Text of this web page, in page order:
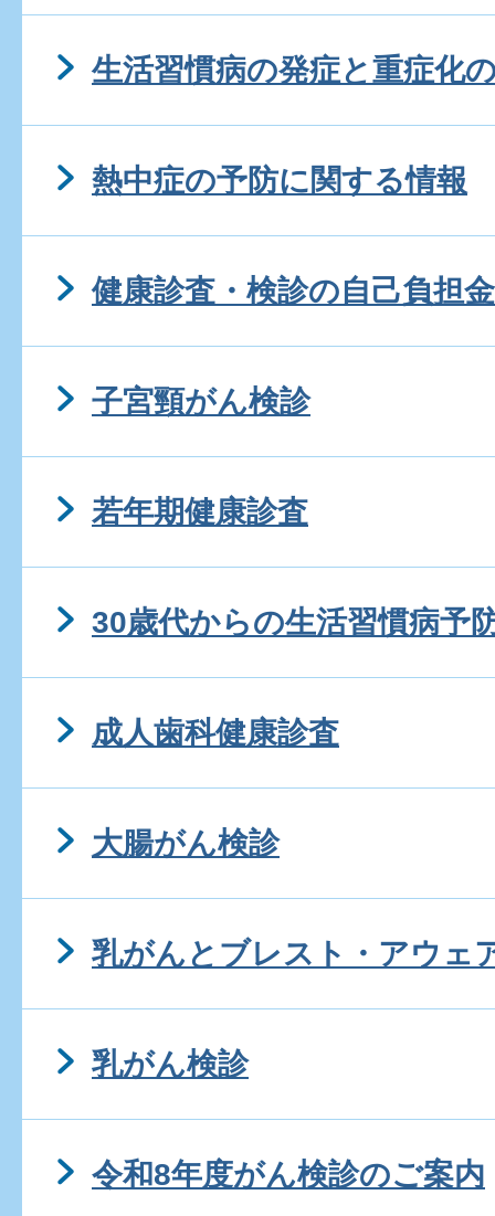
生活習慣病の発症と重症化
熱中症の予防に関する情報
健康診査・検診の自己負担
子宮頸がん検診
若年期健康診査
30歳代からの生活習慣病予
成人歯科健康診査
大腸がん検診
乳がんとブレスト・アウェ
乳がん検診
令和8年度がん検診のご案内